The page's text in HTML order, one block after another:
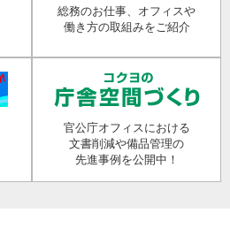
総務のお仕事、オフィスや
働き方の取組みをご紹介
官公庁オフィスにおける
文書削減や備品管理の
先進事例を公開中！